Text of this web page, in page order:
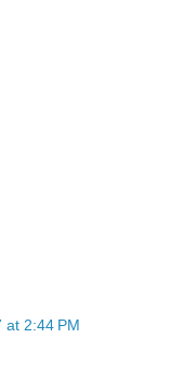
at 2:44 PM